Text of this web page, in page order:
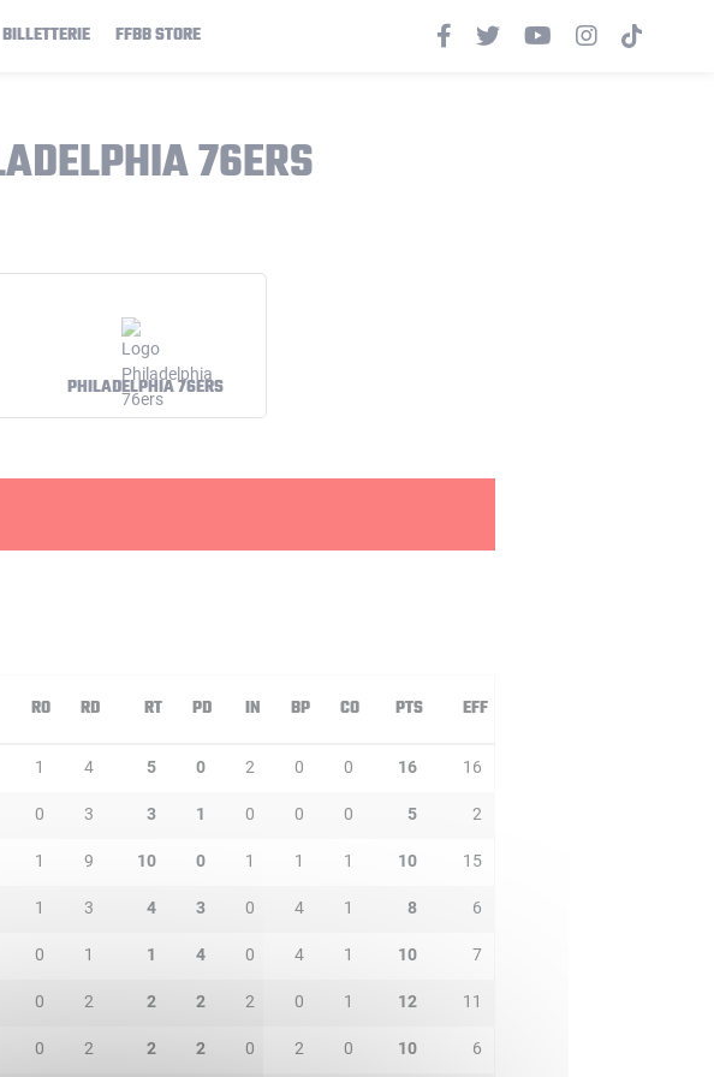
BILLETTERIE FFBB STORE
76ERS
PHILADELPHIA 76ERS
RO RD RT PD IN BP CO PTS EFF
1 4 5 0 2 0 0 16 16
0 3 3 1 0 0 0 5 2
1 9 10 0 1 1 1 10 15
1 3 4 3 0 4 1 8 6
0 1 1 4 0 4 1 10 7
0 2 2 2 2 0 1 12 11
0 2 2 2 0 2 0 10 6